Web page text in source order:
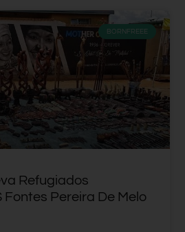
BORNFREEE
Refugiados
Fontes Pereira De Melo